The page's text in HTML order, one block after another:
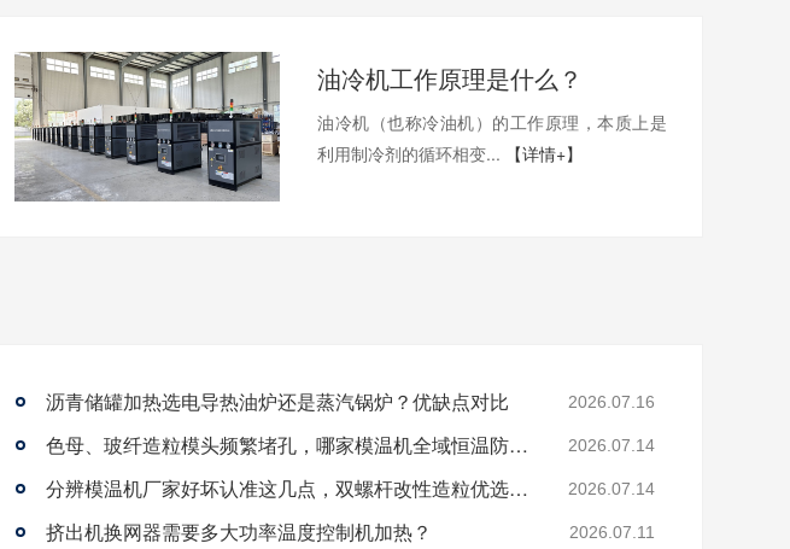
油冷机工作原理是什么？
油冷机（也称冷油机）的工作原理，本质上是
利用制冷剂的循环相变...
【详情+】
沥青储罐加热选电导热油炉还是蒸汽锅炉？优缺点对比 2026.07.16
色母、玻纤造粒模头频繁堵孔，哪家模温机全域恒温防积碳？ 2026.07.14
分辨模温机厂家好坏认准这几点，双螺杆改性造粒优选珞石机械 2026.07.14
挤出机换网器需要多大功率温度控制机加热？ 2026.07.11